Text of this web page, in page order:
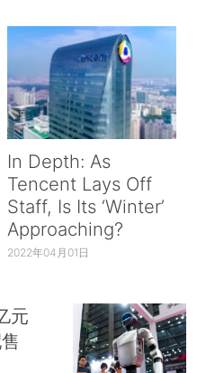
In Depth: As
Tencent Lays Off
Staff, Is Its ‘Winter’
Approaching?
2022年04月01日
元